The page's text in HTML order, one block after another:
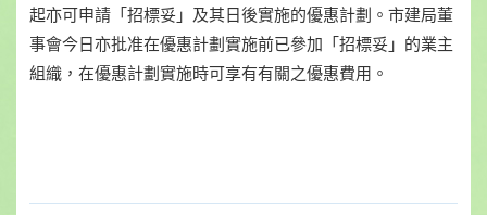
起亦可申請「招標妥」及其日後實施的優惠計劃。市建局董
事會今日亦批准在優惠計劃實施前已參加「招標妥」的業主
組織，在優惠計劃實施時可享有有關之優惠費用。